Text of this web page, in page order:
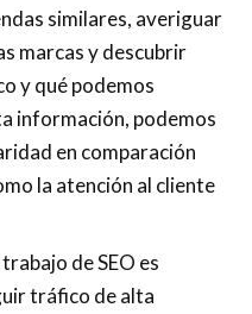
similares, averiguar
marcas y descubrir
y qué podemos
información, podemos
en comparación
la atención al cliente
de SEO es
tráfico de alta